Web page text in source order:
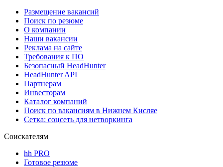
Размещение вакансий
Поиск по резюме
О компании
Наши вакансии
Реклама на сайте
Требования к ПО
Безопасный HeadHunter
HeadHunter API
Партнерам
Инвесторам
Каталог компаний
Поиск по вакансиям в Нижнем Кисляе
Сетка: соцсеть для нетворкинга
Соискателям
hh PRO
Готовое резюме